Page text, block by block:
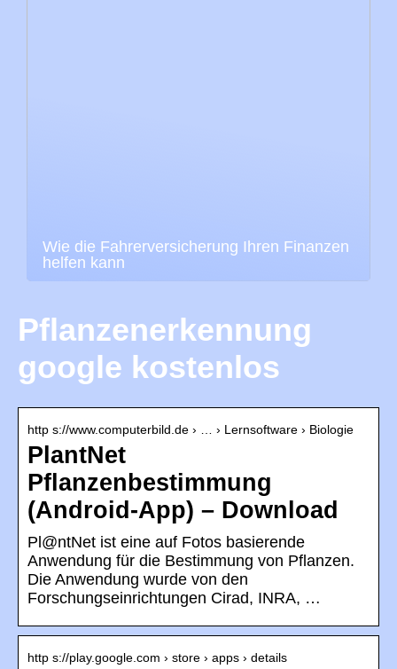
Wie die Fahrerversicherung Ihren Finanzen
helfen kann
Pflanzenerkennung
google kostenlos
http s://www.computerbild.de › … › Lernsoftware › Biologie
PlantNet
Pflanzenbestimmung
(Android-App) – Download
Pl@ntNet ist eine auf Fotos basierende
Anwendung für die Bestimmung von Pflanzen.
Die Anwendung wurde von den
Forschungseinrichtungen Cirad, INRA, …
http s://play.google.com › store › apps › details